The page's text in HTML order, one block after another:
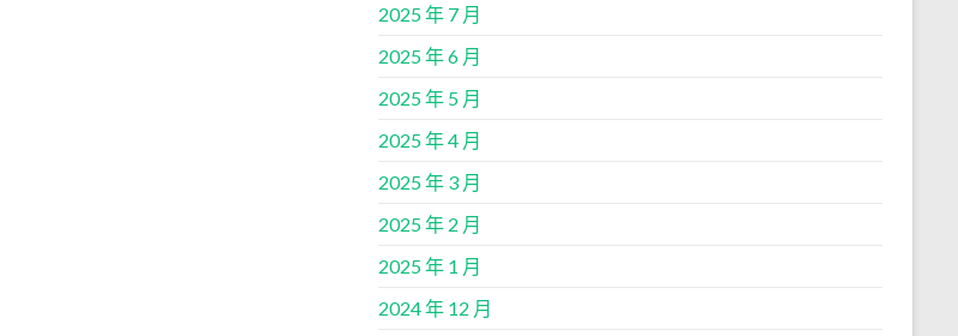
2025 年 7 月
2025 年 6 月
2025 年 5 月
2025 年 4 月
2025 年 3 月
2025 年 2 月
2025 年 1 月
2024 年 12 月